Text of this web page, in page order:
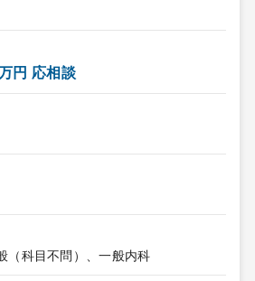
円 応相談
（科目不問）、一般内科